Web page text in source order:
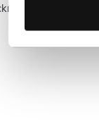
av hög